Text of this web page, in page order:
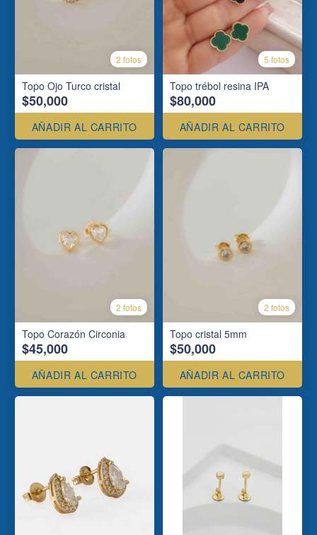
2 fotos
Topo Ojo Turco cristal
$50,000
AÑADIR AL CARRITO
5 fotos
Topo trébol resina IPA
$80,000
AÑADIR AL CARRITO
2 fotos
Topo Corazón Circonia
$45,000
AÑADIR AL CARRITO
2 fotos
Topo cristal 5mm
$50,000
AÑADIR AL CARRITO